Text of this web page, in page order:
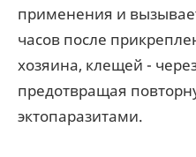
применения и
часов после
хозяина, клещей -
предотвращая
эктопаразитами.